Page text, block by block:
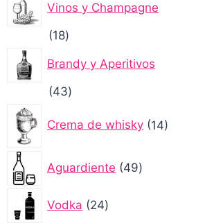
Vinos y Champagne
1818
Brandy y Aperitivos
4343
Crema de whisky 14
Aguardiente 49
productos
Vodka
24
productos